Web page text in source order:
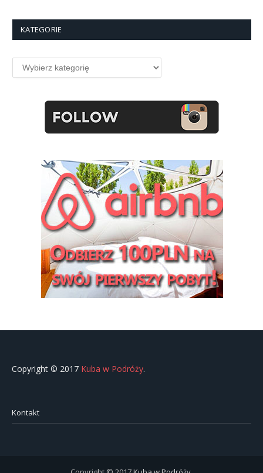
KATEGORIE
Kategorie
Copyright © 2017 Kuba w Podróży.
Kontakt